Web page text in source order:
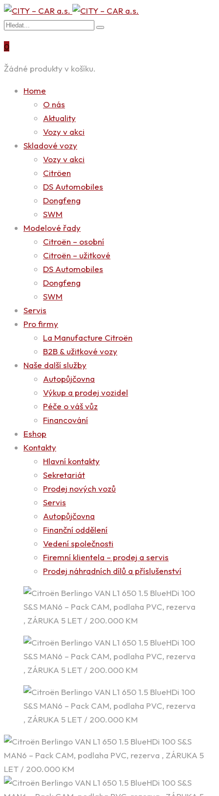
0
Žádné produkty v košíku.
Home
O nás
Aktuality
Vozy v akci
Skladové vozy
Vozy v akci
Citröen
DS Automobiles
Dongfeng
SWM
Modelové řady
Citroën – osobní
Citroën – užitkové
DS Automobiles
Dongfeng
SWM
Servis
Pro firmy
La Manufacture Citroën
B2B & užitkové vozy
Naše další služby
Autopůjčovna
Výkup a prodej vozidel
Péče o váš vůz
Financování
Eshop
Kontakty
Hlavní kontakty
Sekretariát
Prodej nových vozů
Servis
Autopůjčovna
Finanční oddělení
Vedení společnosti
Firemní klientela – prodej a servis
Prodej náhradních dílů a příslušenství